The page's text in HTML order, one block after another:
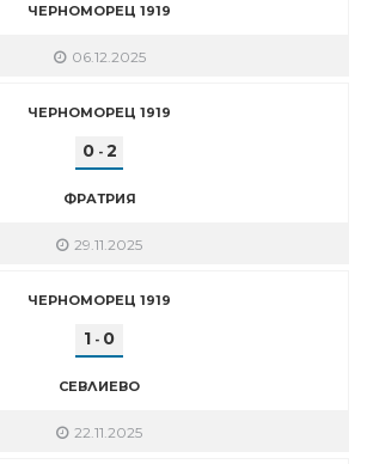
ЧЕРНОМОРЕЦ 1919
06.12.2025
ЧЕРНОМОРЕЦ 1919
0- 2
ФРАТРИЯ
29.11.2025
ЧЕРНОМОРЕЦ 1919
1 - 0
СЕВЛИЕВО
22.11.2025